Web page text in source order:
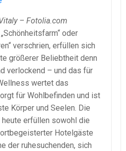
– Fotolia.com
oder
verschrien, erfüllen sich
größerer Beliebtheit denn
verlockend – und das für
wertet das
für Wohlbefinden und ist
Körper und Seelen. Die
erfüllen sowohl die
Hotelgäste
der ruhesuchenden, sich